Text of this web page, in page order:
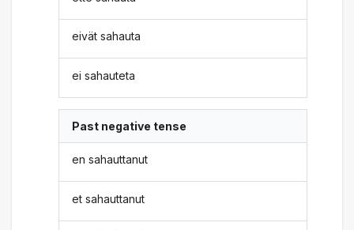
eivät sahauta
ei sahauteta
Past negative tense
en sahauttanut
et sahauttanut